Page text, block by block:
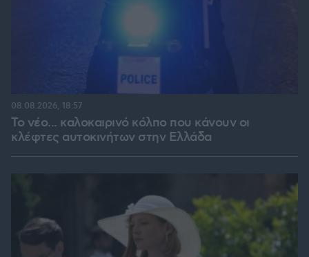
Το νέο... καλοκαιρινό κόλπο που κάνουν οι
κλέφτες αυτοκινήτων στην Ελλάδα
08.08.2026, 18:57